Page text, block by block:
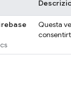
Questa